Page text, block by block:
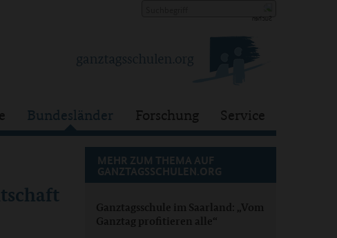
Bundesländer Forschung Service
MEHR ZUM THEMA AUF
GANZTAGSSCHULEN.ORG
Ganztagsschule im Saarland: „Vom
Ganztag profitieren alle“